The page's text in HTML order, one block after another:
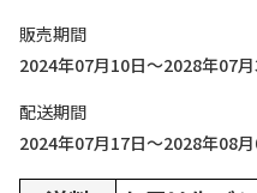
販売期間
2024年07月10日～2028年07
配送期間
2024年07月17日～2028年08